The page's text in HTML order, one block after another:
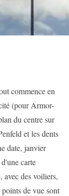
commence en
(pour Armor-
du centre sur
et les dents
date, janvier
carte
avec des voiliers,
de vue sont